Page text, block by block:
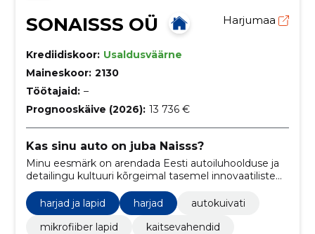
SONAISSS OÜ Harjumaa
Krediidiskoor: Usaldusväärne
Maineskoor: 2130
Töötajaid: –
Prognooskäive (2026): 13 736 €
Kas sinu auto on juba Naisss?
Minu eesmärk on arendada Eesti autoiluhoolduse ja
detailingu kultuuri kõrgeimal tasemel innovaatiliste
harjad ja lapid
harjad
autokuivati
mikrofiiber lapid
kaitsevahendid